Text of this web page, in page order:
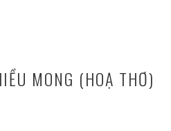
MONG (HOẠ THƠ)